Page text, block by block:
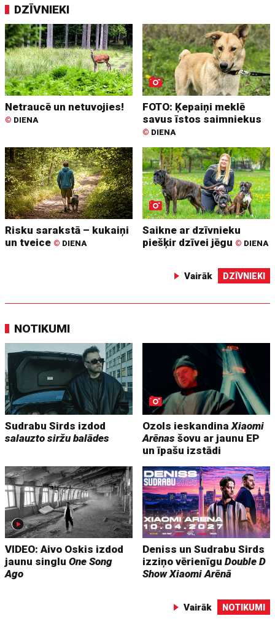
DZĪVNIEKI
Netraucē un netuvojies!
© DIENA
FOTO: Ķepaiņi meklē
savus īstos saimniekus
© DIENA
Risku sarakstā – kukaiņi
un tveice © DIENA
Saikne ar dzīvnieku
piešķir dzīvei jēgu © DIENA
Vairāk DZĪVNIEKI
NOTIKUMI
Sudrabu Sirds izdod
salauzto siržu balādes
Ozols ieskandinaXiaomi
Arēnas šovu ar jaunu EP
un īpašu izstādi
VIDEO: Aivo Oskis izdod
jaunu singluOne Song
Ago
Deniss un Sudrabu Sirds
izziņo vērienīguDouble D
Show Xiaomi Arēnā
Vairāk NOTIKUMI